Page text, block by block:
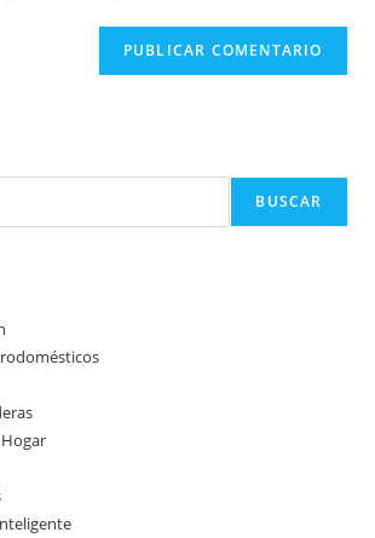
BUSCAR